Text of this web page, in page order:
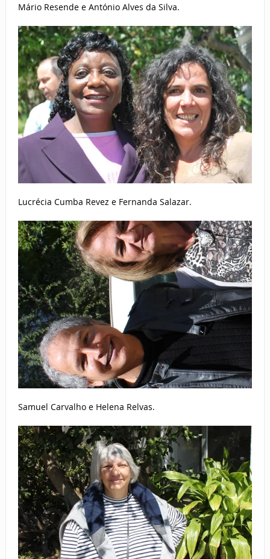
Mário Resende e António Alves da Silva.
Lucrécia Cumba Revez e Fernanda Salazar.
Samuel Carvalho e Helena Relvas.